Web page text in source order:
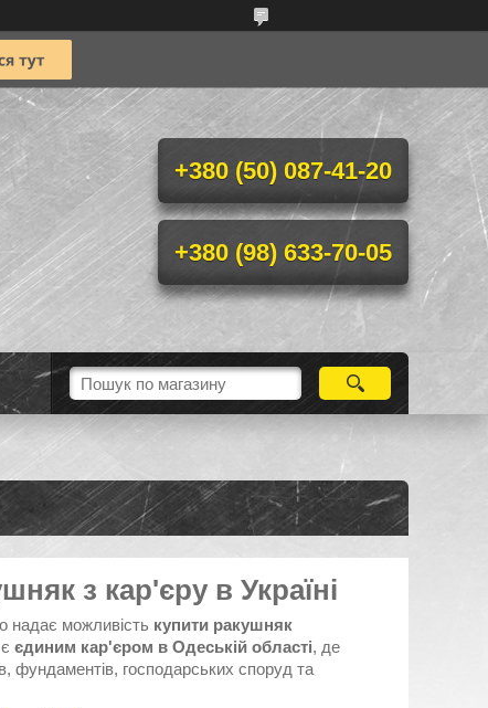
+380 (50) 087-41-20
+380 (98) 633-70-05
з кар'єру в Україні
надає можливість купити ракушняк
єдиним кар'єром в Одеській області, де
фундаментів, господарських споруд та